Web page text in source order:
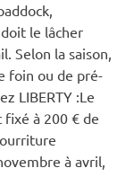
le lâcher
Selon la saison,
foin ou de pré-
LIBERTY :Le
fixé à 200 € de
à avril,